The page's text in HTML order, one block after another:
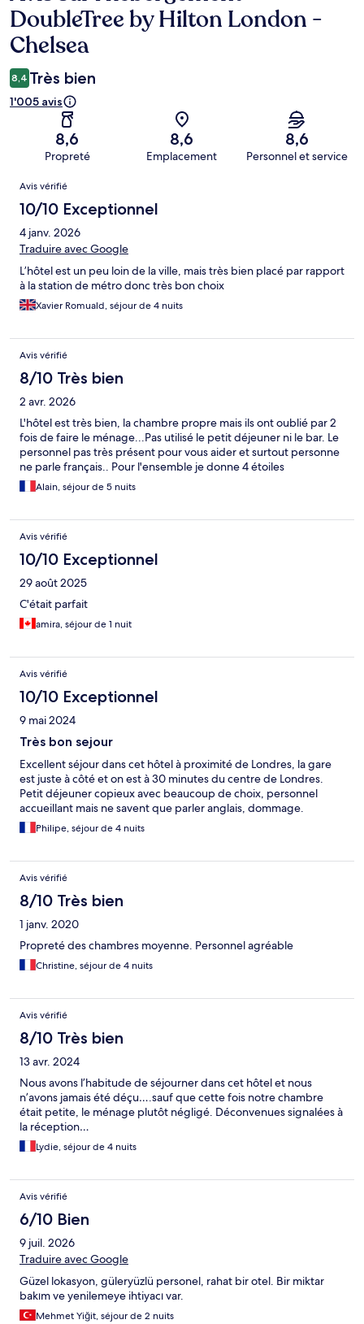
DoubleTree by Hilton London -
Chelsea
8,4 Très bien
1'005 avis
8,6
Propreté
8,6
Emplacement
8,6
Personnel et service
Avis
Avis vérifié
10/10 Exceptionnel
4 janv. 2026
Traduire avec Google
L’hôtel est un peu loin de la ville, mais très bien placé par rapport
à la station de métro donc très bon choix
Xavier Romuald, séjour de 4 nuits
Avis vérifié
8/10 Très bien
2 avr. 2026
L'hôtel est très bien, la chambre propre mais ils ont oublié par 2
fois de faire le ménage...Pas utilisé le petit déjeuner ni le bar. Le
personnel pas très présent pour vous aider et surtout personne
ne parle français.. Pour l'ensemble je donne 4 étoiles
Alain, séjour de 5 nuits
Avis vérifié
10/10 Exceptionnel
29 août 2025
C'était parfait
amira, séjour de 1 nuit
Avis vérifié
10/10 Exceptionnel
9 mai 2024
Très bon sejour
Excellent séjour dans cet hôtel à proximité de Londres, la gare
est juste à côté et on est à 30 minutes du centre de Londres.
Petit déjeuner copieux avec beaucoup de choix, personnel
accueillant mais ne savent que parler anglais, dommage.
Philipe, séjour de 4 nuits
Avis vérifié
8/10 Très bien
1 janv. 2020
Propreté des chambres moyenne. Personnel agréable
Christine, séjour de 4 nuits
Avis vérifié
8/10 Très bien
13 avr. 2024
Nous avons l’habitude de séjourner dans cet hôtel et nous
n’avons jamais été déçu….sauf que cette fois notre chambre
était petite, le ménage plutôt négligé. Déconvenues signalées à
la réception…
Lydie, séjour de 4 nuits
Avis vérifié
6/10 Bien
9 juil. 2026
Traduire avec Google
Güzel lokasyon, güleryüzlü personel, rahat bir otel. Bir miktar
bakım ve yenilemeye ihtiyacı var.
Mehmet Yiğit, séjour de 2 nuits